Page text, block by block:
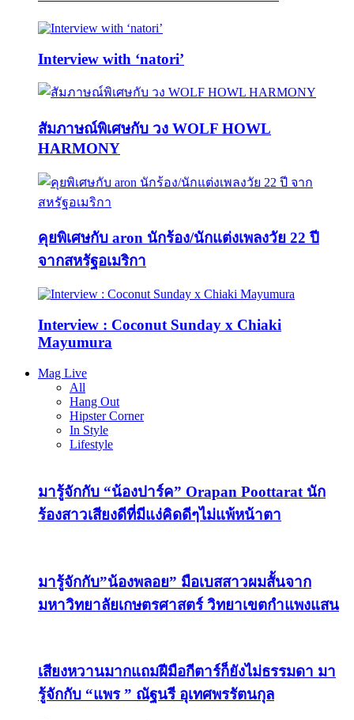
Interview with ‘natori’
สัมภาษณ์พิเศษกับ วง WOLF HOWL
HARMONY
คุยพิเศษกับ aron นักร้อง/นักแต่งเพลงวัย 22 ปี
จากสหรัฐอเมริกา
Interview : Coconut Sunday x Chiaki
Mayumura
Mag Live
All
Hang Out
Hipster Corner
In Style
Lifestyle
มารู้จักกับ “น้องปาร์ค” Orapan Poottarat นัก
ร้องสาวเสียงดีที่มีแง่คิดดีๆไม่แพ้หน้าตา
มารู้จักกับ”น้องพลอย” มือเบสสาวผมสั้นจาก
มหาวิทยาลัยเกษตรศาสตร์ วิทยาเขตกำแพงแสน
เสียงหวานมากแถมฝีมือกีตาร์ก็ยังไม่ธรรมดา มา
รู้จักกับ “แพร ” ณัฐนรี อุเทศพรรัตนกุล